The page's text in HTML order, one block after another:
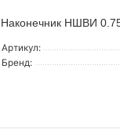
Наконечник НШВИ
Артикул:
Бренд: